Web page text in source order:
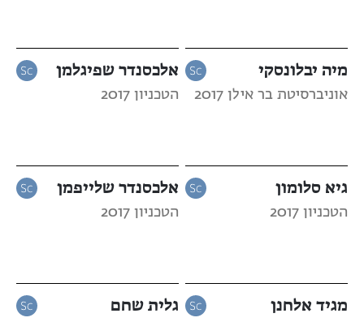
מיה יבלונסקי
אוניברסיטת בר אילן 2017
אלכסנדר שפיגלמן
הטכניון 2017
גיא סלומון
הטכניון 2017
אלכסנדר שלייפמן
הטכניון 2017
מגיד אלחנן גלית שחם